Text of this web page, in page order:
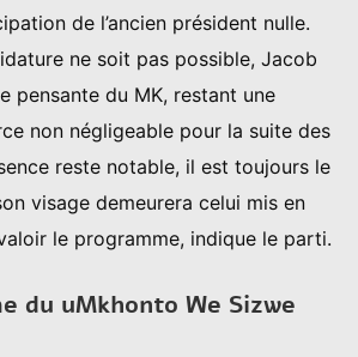
de l’ancien président nulle.
ne soit pas possible, Jacob
pensante du MK, restant une
non négligeable pour la suite des
reste notable, il est toujours le
visage demeurera celui mis en
le programme, indique le parti.
du uMkhonto We Sizwe